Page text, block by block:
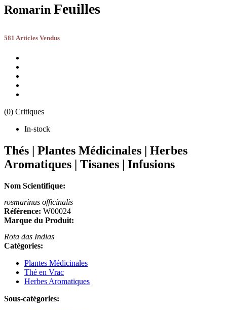
Romarin Feuilles
581 Articles Vendus
(0) Critiques
In-stock
Thés | Plantes Médicinales | Herbes
Aromatiques | Tisanes | Infusions
Nom Scientifique:
rosmarinus officinalis
Référence: W00024
Marque du Produit:
Rota das Indias
Catégories:
Plantes Médicinales
Thé en Vrac
Herbes Aromatiques
Sous-catégories: